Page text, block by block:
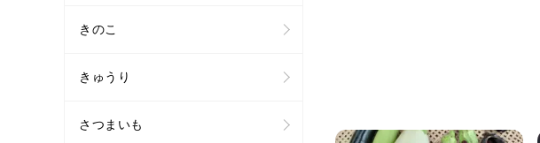
きのこ
きゅうり
さつまいも